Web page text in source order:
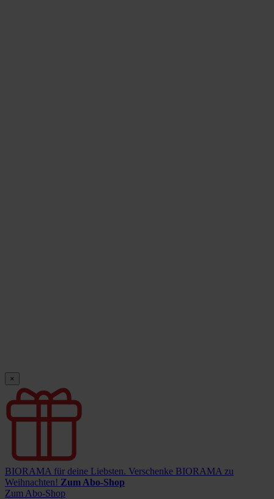
×
BIORAMA für deine Liebsten. Verschenke BIORAMA zu
Weihnachten! Zum Abo-Shop
Zum Abo-Shop